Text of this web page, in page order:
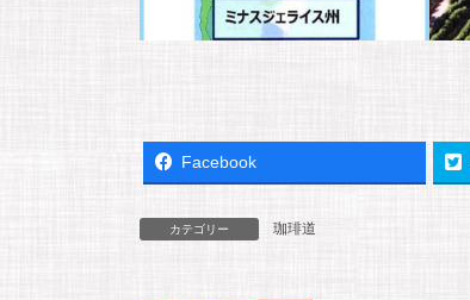
Facebook
カテゴリー 珈琲道